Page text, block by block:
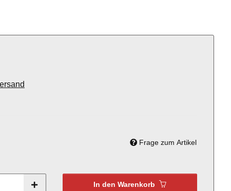
Frage zum Artikel
In den Warenkorb